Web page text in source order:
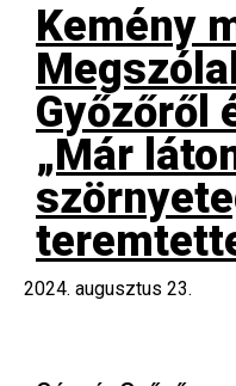
Kemény
Győzőről
„Már
2024. augusztus 23.